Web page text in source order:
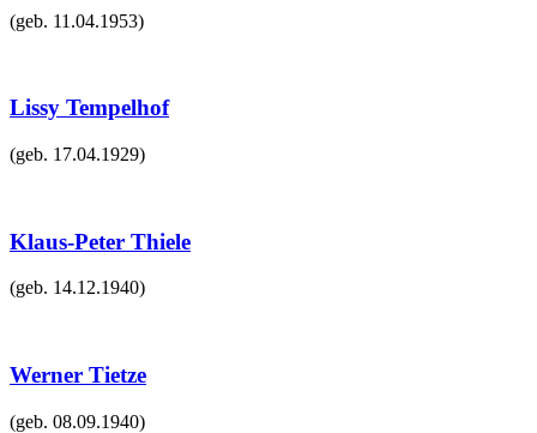
(geb. 11.04.1953)
Lissy Tempelhof
(geb. 17.04.1929)
Klaus-Peter Thiele
(geb. 14.12.1940)
Werner Tietze
(geb. 08.09.1940)